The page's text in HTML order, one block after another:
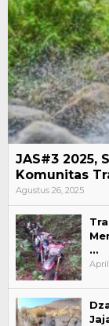
JAS#3 2025,
Komunitas
Agustus 26, 2025
…
April